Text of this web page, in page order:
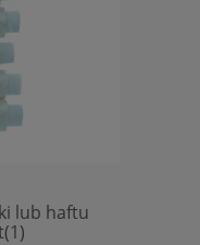
lub haftu